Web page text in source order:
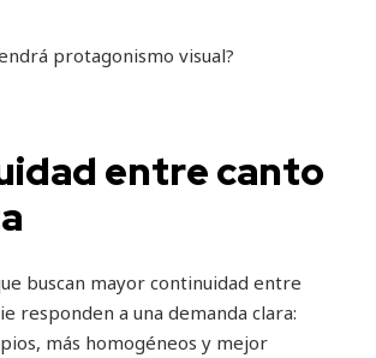
protagonismo visual?
entre canto
buscan mayor continuidad entre
responden a una demanda clara:
más homogéneos y mejor